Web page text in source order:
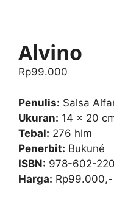
Alvino
Rp99.000
Penulis: Salsa
Ukuran: 14 x 20
Tebal: 276 hlm
Penerbit: Bukuné
ISBN: 978-602-
Harga: Rp99.000,-